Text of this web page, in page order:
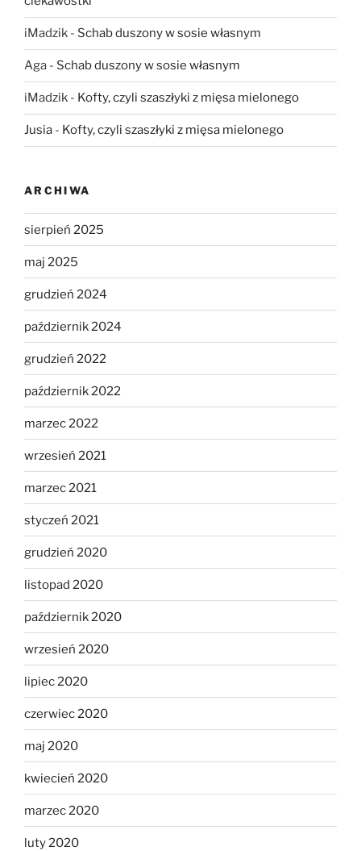
iMadzik - Schab duszony w sosie własnym
Aga - Schab duszony w sosie własnym
iMadzik - Kofty, czyli szaszłyki z mięsa mielonego
Jusia - Kofty, czyli szaszłyki z mięsa mielonego
ARCHIWA
sierpień 2025
maj 2025
grudzień 2024
październik 2024
grudzień 2022
październik 2022
marzec 2022
wrzesień 2021
marzec 2021
styczeń 2021
grudzień 2020
listopad 2020
październik 2020
wrzesień 2020
lipiec 2020
czerwiec 2020
maj 2020
kwiecień 2020
marzec 2020
luty 2020